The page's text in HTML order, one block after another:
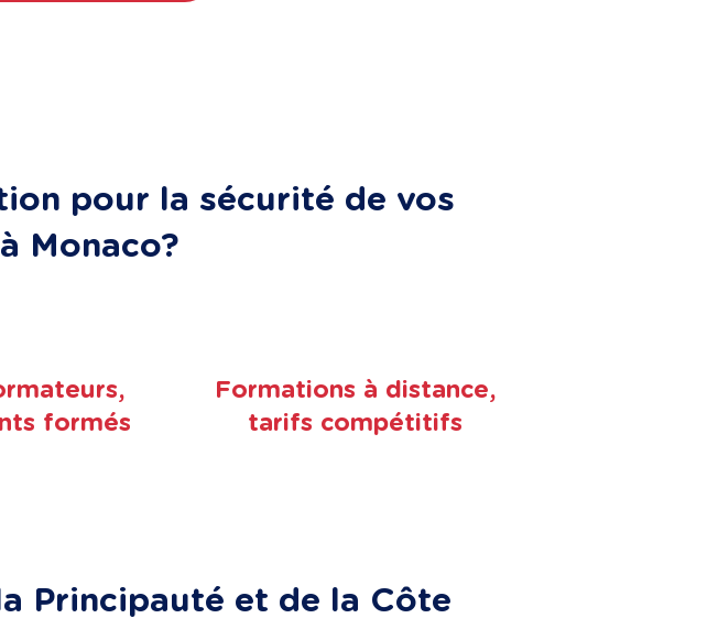
pour la sécurité de vos
Monaco?
formés
Formations à distance,
tarifs compétitifs
Principauté et de la Côte